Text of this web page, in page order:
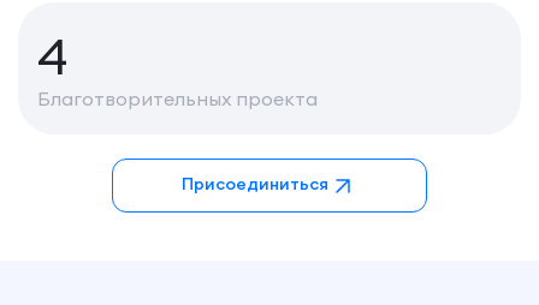
4
Благотворительных проекта
Присоединиться